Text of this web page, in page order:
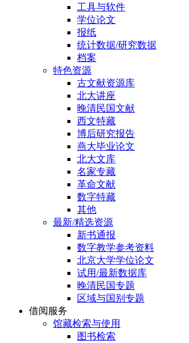
工具与软件
学位论文
报纸
统计数据/研究数据
档案
特色资源
古文献资源库
北大讲座
晚清民国文献
西文特藏
博后研究报告
燕大毕业论文
北大文库
名家专藏
革命文献
数字特藏
其他
最新/精选资源
新书通报
数字教学参考资料
北京大学学位论文
试用/最新数据库
晚清民国专题
区域与国别专题
借阅服务
馆藏检索与使用
图书检索